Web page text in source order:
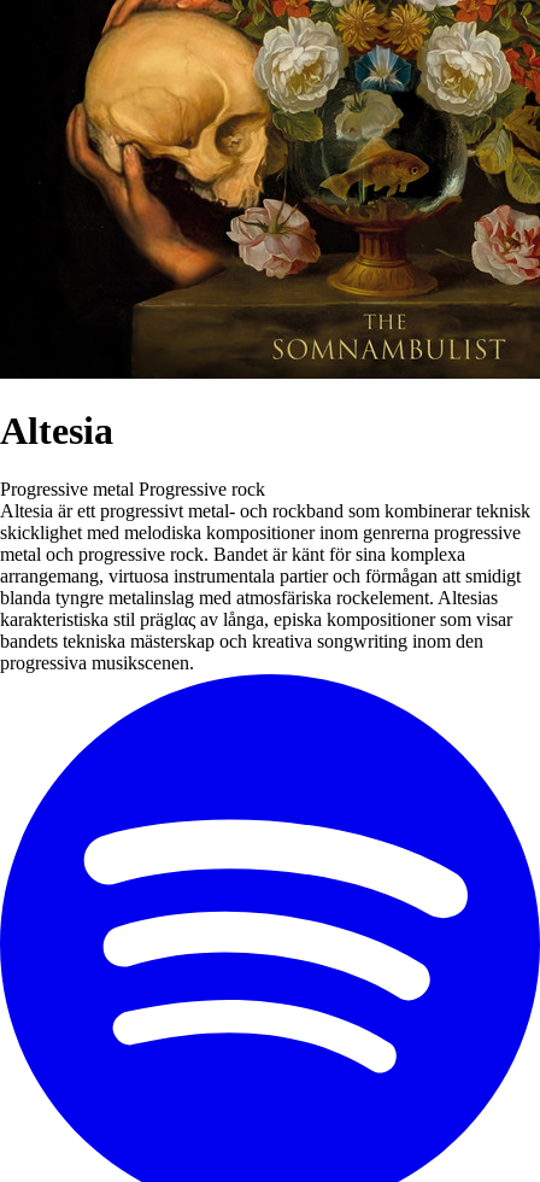
Altesia
Progressive metal Progressive rock
Altesia är ett progressivt metal- och rockband som kombinerar teknisk
skicklighet med melodiska kompositioner inom genrerna progressive
metal och progressive rock. Bandet är känt för sina komplexa
arrangemang, virtuosa instrumentala partier och förmågan att smidigt
blanda tyngre metalinslag med atmosfäriska rockelement. Altesias
karakteristiska stil präglας av långa, episka kompositioner som visar
bandets tekniska mästerskap och kreativa songwriting inom den
progressiva musikscenen.